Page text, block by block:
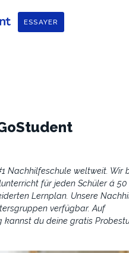
ESSAYER
Nachhilfeschule weltweit. Wir
für jeden Schüler á
Lernplan. Unsere
verfügbar. Auf
kannst du deine gratis